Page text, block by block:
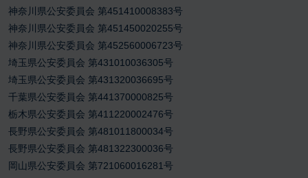
神奈川県公安委員会 第451410008383号
神奈川県公安委員会 第451450020255号
神奈川県公安委員会 第452560006723号
埼玉県公安委員会 第431010036305号
埼玉県公安委員会 第431320036695号
千葉県公安委員会 第441370000825号
栃木県公安委員会 第411220002476号
長野県公安委員会 第481011800034号
長野県公安委員会 第481322300036号
岡山県公安委員会 第721060016281号